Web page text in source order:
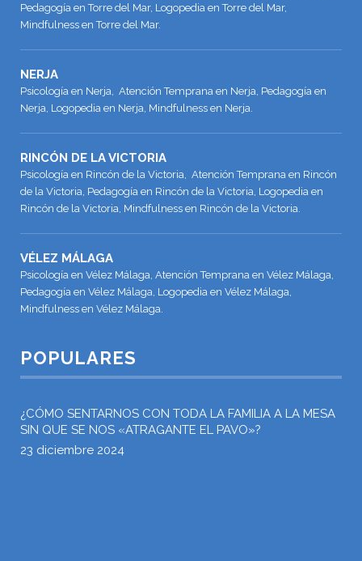
Pedagogía en Torre del Mar, Logopedia en Torre del Mar,
Mindfulness en Torre del Mar.
NERJA
Psicología en Nerja, Atención Temprana en Nerja, Pedagogía en
Nerja, Logopedia en Nerja, Mindfulness en Nerja.
RINCÓN DE LA VICTORIA
Psicología en Rincón de la Victoria, Atención Temprana en Rincón
de la Victoria, Pedagogía en Rincón de la Victoria, Logopedia en
Rincón de la Victoria, Mindfulness en Rincón de la Victoria.
VÉLEZ MÁLAGA
Psicología en Vélez Málaga, Atención Temprana en Vélez Málaga,
Pedagogía en Vélez Málaga, Logopedia en Vélez Málaga,
Mindfulness en Vélez Málaga.
POPULARES
¿CÓMO SENTARNOS CON TODA LA FAMILIA A LA MESA
SIN QUE SE NOS «ATRAGANTE EL PAVO»?
23 diciembre 2024